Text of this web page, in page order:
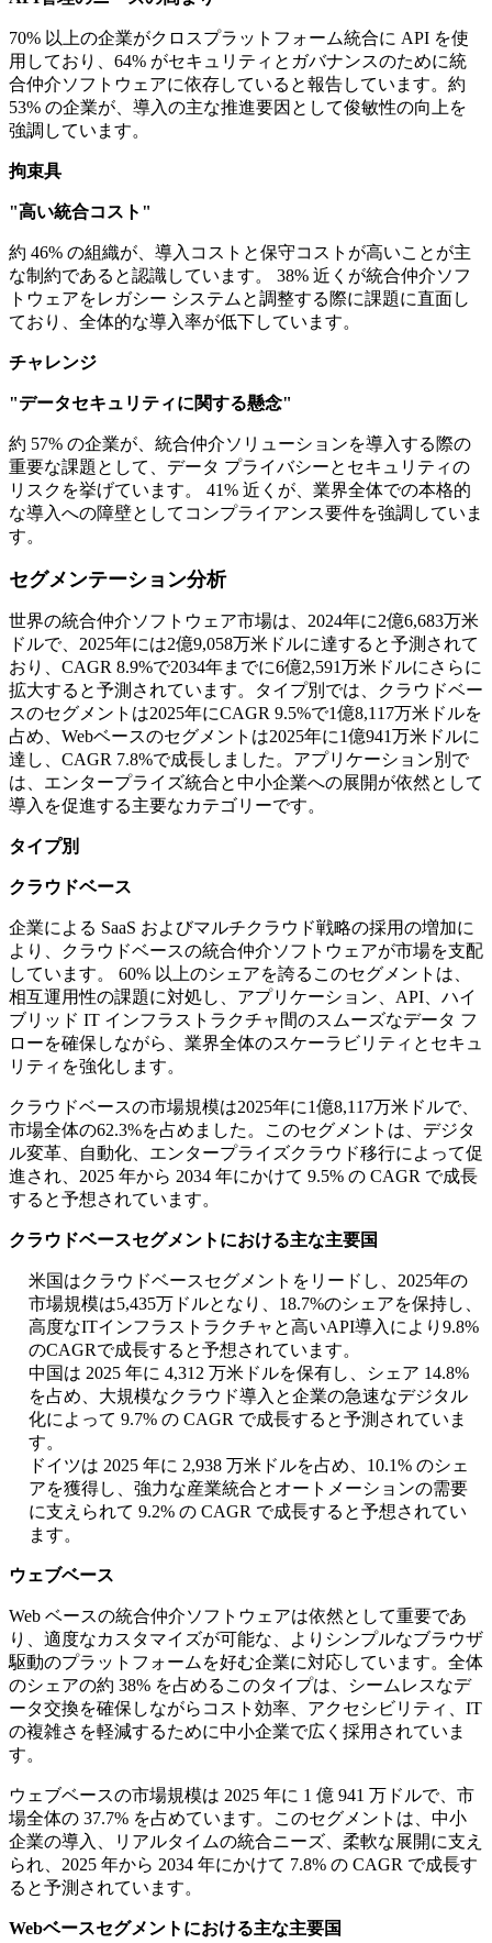
70% 以上の企業がクロスプラットフォーム統合に API を使
用しており、64% がセキュリティとガバナンスのために統
合仲介ソフトウェアに依存していると報告しています。約
53% の企業が、導入の主な推進要因として俊敏性の向上を
強調しています。
拘束具
"高い統合コスト"
約 46% の組織が、導入コストと保守コストが高いことが主
な制約であると認識しています。 38% 近くが統合仲介ソフ
トウェアをレガシー システムと調整する際に課題に直面し
ており、全体的な導入率が低下しています。
チャレンジ
"データセキュリティに関する懸念"
約 57% の企業が、統合仲介ソリューションを導入する際の
重要な課題として、データ プライバシーとセキュリティの
リスクを挙げています。 41% 近くが、業界全体での本格的
な導入への障壁としてコンプライアンス要件を強調していま
す。
セグメンテーション分析
世界の統合仲介ソフトウェア市場は、2024年に2億6,683万米
ドルで、2025年には2億9,058万米ドルに達すると予測されて
おり、CAGR 8.9%で2034年までに6億2,591万米ドルにさらに
拡大すると予測されています。タイプ別では、クラウドベー
スのセグメントは2025年にCAGR 9.5%で1億8,117万米ドルを
占め、Webベースのセグメントは2025年に1億941万米ドルに
達し、CAGR 7.8%で成長しました。アプリケーション別で
は、エンタープライズ統合と中小企業への展開が依然として
導入を促進する主要なカテゴリーです。
タイプ別
クラウドベース
企業による SaaS およびマルチクラウド戦略の採用の増加に
より、クラウドベースの統合仲介ソフトウェアが市場を支配
しています。 60% 以上のシェアを誇るこのセグメントは、
相互運用性の課題に対処し、アプリケーション、API、ハイ
ブリッド IT インフラストラクチャ間のスムーズなデータ フ
ローを確保しながら、業界全体のスケーラビリティとセキュ
リティを強化します。
クラウドベースの市場規模は2025年に1億8,117万米ドルで、
市場全体の62.3%を占めました。このセグメントは、デジタ
ル変革、自動化、エンタープライズクラウド移行によって促
進され、2025 年から 2034 年にかけて 9.5% の CAGR で成長
すると予想されています。
クラウドベースセグメントにおける主な主要国
米国はクラウドベースセグメントをリードし、2025年の
市場規模は5,435万ドルとなり、18.7%のシェアを保持し、
高度なITインフラストラクチャと高いAPI導入により9.8%
のCAGRで成長すると予想されています。
中国は 2025 年に 4,312 万米ドルを保有し、シェア 14.8%
を占め、大規模なクラウド導入と企業の急速なデジタル
化によって 9.7% の CAGR で成長すると予測されていま
す。
ドイツは 2025 年に 2,938 万米ドルを占め、10.1% のシェ
アを獲得し、強力な産業統合とオートメーションの需要
に支えられて 9.2% の CAGR で成長すると予想されてい
ます。
ウェブベース
Web ベースの統合仲介ソフトウェアは依然として重要であ
り、適度なカスタマイズが可能な、よりシンプルなブラウザ
駆動のプラットフォームを好む企業に対応しています。全体
のシェアの約 38% を占めるこのタイプは、シームレスなデ
ータ交換を確保しながらコスト効率、アクセシビリティ、IT
の複雑さを軽減するために中小企業で広く採用されていま
す。
ウェブベースの市場規模は 2025 年に 1 億 941 万ドルで、市
場全体の 37.7% を占めています。このセグメントは、中小
企業の導入、リアルタイムの統合ニーズ、柔軟な展開に支え
られ、2025 年から 2034 年にかけて 7.8% の CAGR で成長す
ると予測されています。
Webベースセグメントにおける主な主要国